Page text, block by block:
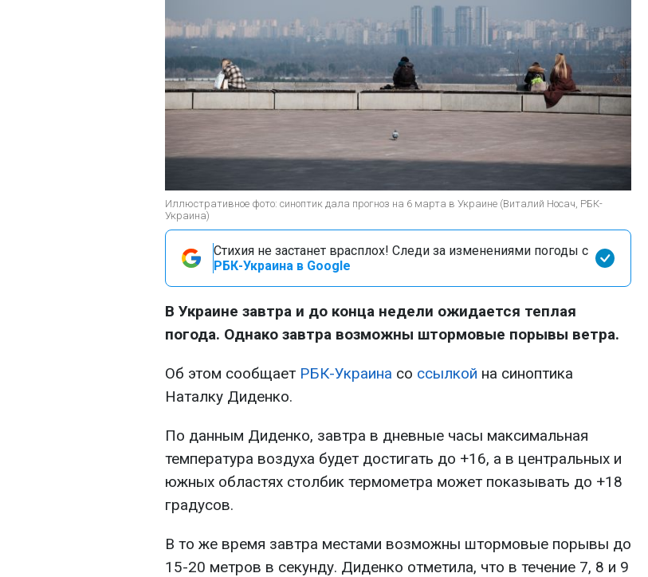
Иллюстративное фото: синоптик дала прогноз на 6 марта в Украине (Виталий Носач, РБК-
Украина)
Стихия не застанет врасплох! Следи за изменениями погоды с
РБК-Украина в Google
В Украине завтра и до конца недели ожидается теплая
погода. Однако завтра возможны штормовые порывы ветра.
Об этом сообщает РБК-Украина со ссылкой на синоптика
Наталку Диденко.
По данным Диденко, завтра в дневные часы максимальная
температура воздуха будет достигать до +16, а в центральных и
южных областях столбик термометра может показывать до +18
градусов.
В то же время завтра местами возможны штормовые порывы до
15-20 метров в секунду. Диденко отметила, что в течение 7, 8 и 9